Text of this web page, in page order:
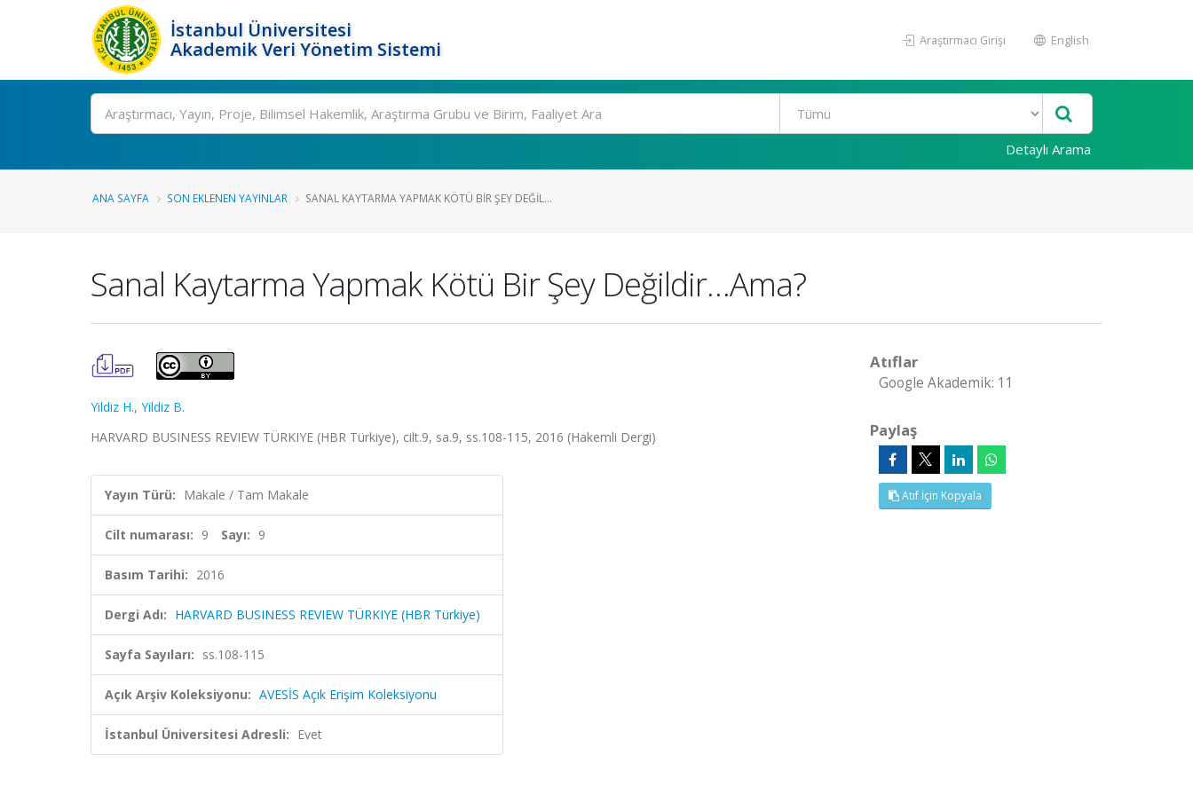
İstanbul Üniversitesi
Akademik Veri Yönetim Sistemi
Araştırmacı Girişi English
Ara
Detaylı Arama
ANA SAYFA SON EKLENEN YAYINLAR SANAL KAYTARMA YAPMAK KÖTÜ BIR ŞEY DEĞIL...
Sanal Kaytarma Yapmak Kötü Bir Şey Değildir…Ama?
Yildiz H., Yildiz B.
HARVARD BUSINESS REVIEW TÜRKIYE (HBR Türkiye), cilt.9, sa.9, ss.108-115, 2016 (Hakemli Dergi)
Yayın Türü: Makale / Tam Makale
Cilt numarası: 9 Sayı: 9
Basım Tarihi: 2016
Dergi Adı: HARVARD BUSINESS REVIEW TÜRKIYE (HBR Türkiye)
Sayfa Sayıları: ss.108-115
Açık Arşiv Koleksiyonu: AVESİS Açık Erişim Koleksiyonu
İstanbul Üniversitesi Adresli: Evet
Atıflar
Google Akademik: 11
Paylaş
Atıf İçin Kopyala